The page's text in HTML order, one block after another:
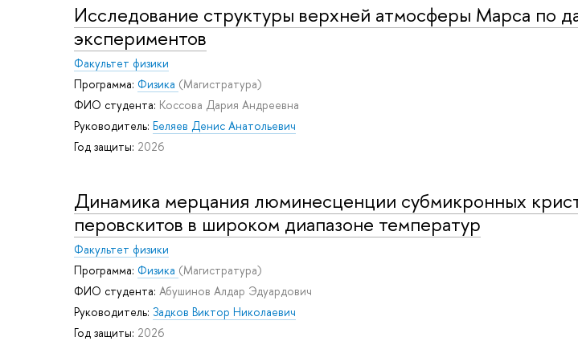
Исследование структуры верхней атмосферы Марса по
экспериментов
Факультет физики
Программа: Физика (Магистратура)
ФИО студента: Коссова Дария Андреевна
Руководитель: Беляев Денис Анатольевич
Год защиты: 2026
Динамика мерцания люминесценции субмикронных
перовскитов в широком диапазоне температур
Факультет физики
Программа: Физика (Магистратура)
ФИО студента: Абушинов Алдар Эдуардович
Руководитель: Задков Виктор Николаевич
Год защиты: 2026